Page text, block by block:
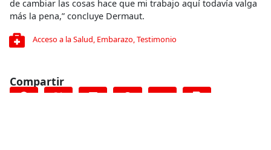
de cambiar las cosas hace que mi trabajo aquí todavía valga
más la pena,” concluye Dermaut.
Acceso a la Salud, Embarazo,Testimonio
Compartir